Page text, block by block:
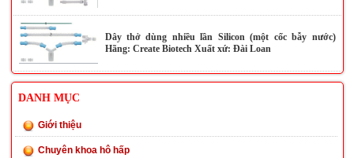
Dây thở dùng nhiều lần Silicon (một cốc bẫy nước)
Hãng: Create Biotech Xuất xứ: Đài Loan
DANH MỤC
Giới thiệu
Chuyên khoa hô hấp